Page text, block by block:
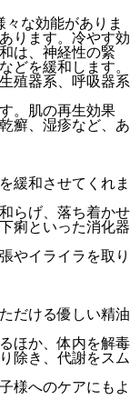
々な効能がありま
ります。 冷やす効
は、 神経性の緊
どを緩和します。
殖器系、呼吸器系
。肌の再生効果
癬、湿疹など、 あ
緩和させてくれま
らげ、 落ち着かせ
下痢といった消化器
やイライラを取り
だける優しい精油
ほか、体内を解毒
除き、 代謝をスム
様へのケアにもよ